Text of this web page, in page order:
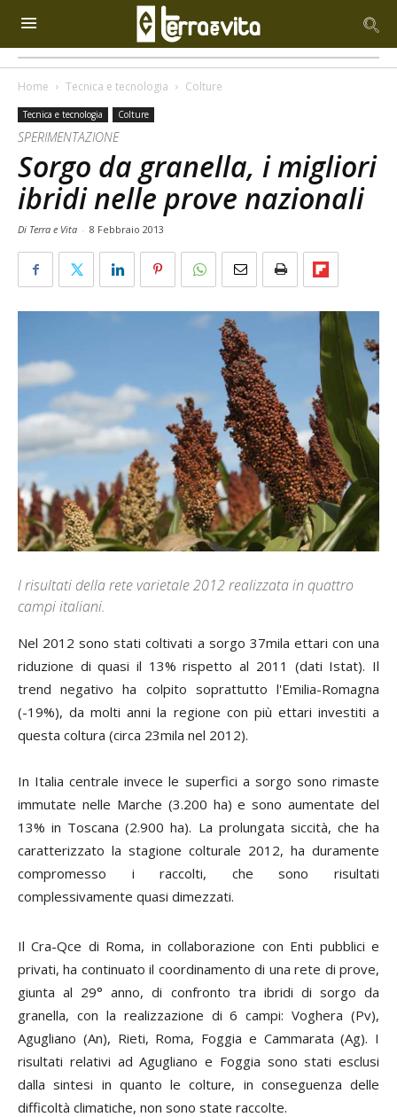
Home Tecnica e tecnologia Colture
Tecnica e tecnologia Colture
SPERIMENTAZIONE
Sorgo da granella, i migliori
ibridi nelle prove nazionali
Di Terra e Vita - 8 Febbraio 2013
I risultati della rete varietale 2012 realizzata in quattro
campi italiani.
Nel 2012 sono stati coltivati a sorgo 37mila ettari con una
riduzione di quasi il 13% rispetto al 2011 (dati Istat). Il
trend negativo ha colpito soprattutto l'Emilia-Romagna
(-19%), da molti anni la regione con più ettari investiti a
questa coltura (circa 23mila nel 2012).
In Italia centrale invece le superfici a sorgo sono rimaste
immutate nelle Marche (3.200 ha) e sono aumentate del
13% in Toscana (2.900 ha). La prolungata siccità, che ha
caratterizzato la stagione colturale 2012, ha duramente
compromesso i raccolti, che sono risultati
complessivamente quasi dimezzati.
Il Cra-Qce di Roma, in collaborazione con Enti pubblici e
privati, ha continuato il coordinamento di una rete di prove,
giunta al 29° anno, di confronto tra ibridi di sorgo da
granella, con la realizzazione di 6 campi: Voghera (Pv),
Agugliano (An), Rieti, Roma, Foggia e Cammarata (Ag). I
risultati relativi ad Agugliano e Foggia sono stati esclusi
dalla sintesi in quanto le colture, in conseguenza delle
difficoltà climatiche, non sono state raccolte.